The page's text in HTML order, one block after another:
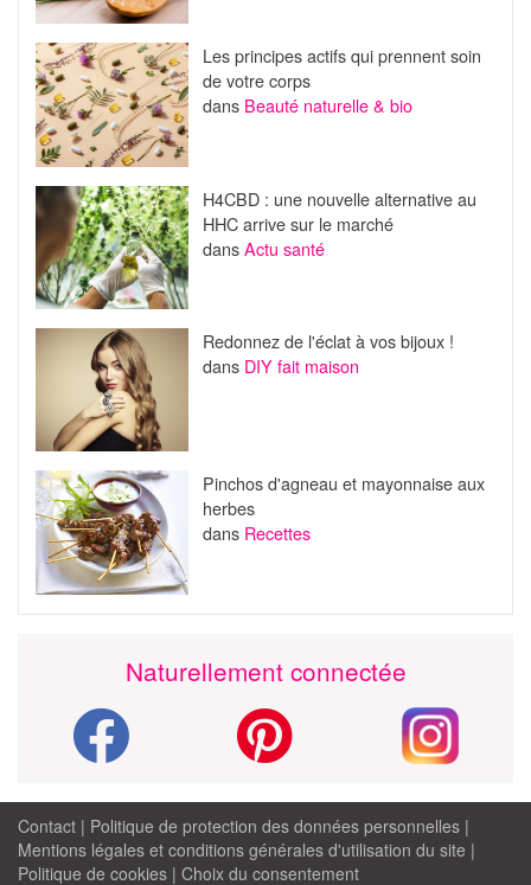
Les principes actifs qui prennent soin
de votre corps
dans Beauté naturelle & bio
H4CBD : une nouvelle alternative au
HHC arrive sur le marché
dansActu santé
Redonnez de l'éclat à vos bijoux !
dans DIY fait maison
Pinchos d'agneau et mayonnaise aux
herbes
dans Recettes
Naturellement connectée
Contact | Politique de protection des données personnelles |
Mentions légales et conditions générales d'utilisation du site |
Politique de cookies | Choix du consentement